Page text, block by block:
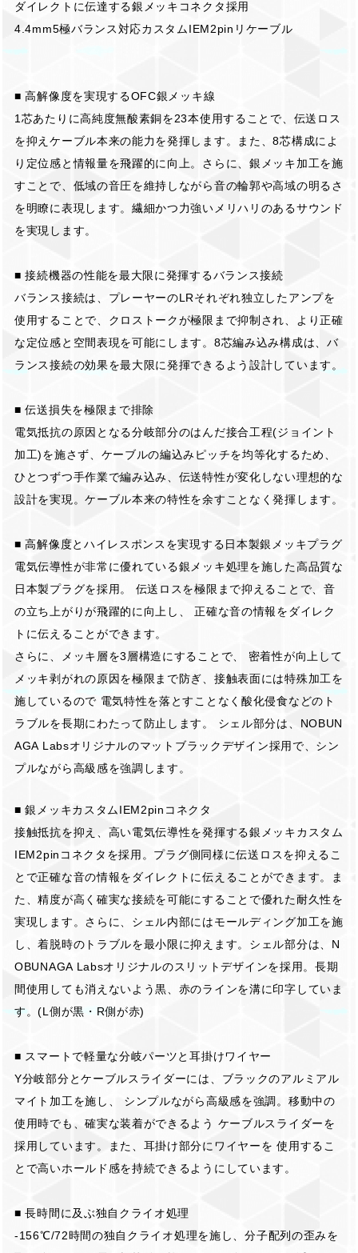
ダイレクトに伝達する銀メッキコネクタ採用
4.4mm5極バランス対応カスタムIEM2pinリケーブル
■ 高解像度を実現するOFC銀メッキ線
1芯あたりに高純度無酸素銅を23本使用することで、伝送ロス
を抑えケーブル本来の能力を発揮します。また、8芯構成によ
り定位感と情報量を飛躍的に向上。さらに、銀メッキ加工を施
すことで、低域の音圧を維持しながら音の輪郭や高域の明るさ
を明瞭に表現します。繊細かつ力強いメリハリのあるサウンド
を実現します。
■ 接続機器の性能を最大限に発揮するバランス接続
バランス接続は、プレーヤーのLRそれぞれ独立したアンプを
使用することで、クロストークが極限まで抑制され、より正確
な定位感と空間表現を可能にします。8芯編み込み構成は、バ
ランス接続の効果を最大限に発揮できるよう設計しています。
■ 伝送損失を極限まで排除
電気抵抗の原因となる分岐部分のはんだ接合工程(ジョイント
加工)を施さず、ケーブルの編込みピッチを均等化するため、
ひとつずつ手作業で編み込み、伝送特性が変化しない理想的な
設計を実現。ケーブル本来の特性を余すことなく発揮します。
■ 高解像度とハイレスポンスを実現する日本製銀メッキプラグ
電気伝導性が非常に優れている銀メッキ処理を施した高品質な
日本製プラグを採用。 伝送ロスを極限まで抑えることで、音
の立ち上がりが飛躍的に向上し、 正確な音の情報をダイレク
トに伝えることができます。
さらに、メッキ層を3層構造にすることで、 密着性が向上して
メッキ剥がれの原因を極限まで防ぎ、接触表面には特殊加工を
施しているので 電気特性を落とすことなく酸化侵食などのト
ラブルを長期にわたって防止します。 シェル部分は、NOBUN
AGA Labsオリジナルのマットブラックデザイン採用で、シン
プルながら高級感を強調します。
■ 銀メッキカスタムIEM2pinコネクタ
接触抵抗を抑え、高い電気伝導性を発揮する銀メッキカスタム
IEM2pinコネクタを採用。プラグ側同様に伝送ロスを抑えるこ
とで正確な音の情報をダイレクトに伝えることができます。ま
た、精度が高く確実な接続を可能にすることで優れた耐久性を
実現します。さらに、シェル内部にはモールディング加工を施
し、着脱時のトラブルを最小限に抑えます。シェル部分は、N
OBUNAGA Labsオリジナルのスリットデザインを採用。長期
間使用しても消えないよう黒、赤のラインを溝に印字していま
す。(L側が黒・R側が赤)
■ スマートで軽量な分岐パーツと耳掛けワイヤー
Y分岐部分とケーブルスライダーには、ブラックのアルミアル
マイト加工を施し、 シンプルながら高級感を強調。移動中の
使用時でも、確実な装着ができるよう ケーブルスライダーを
採用しています。また、耳掛け部分にワイヤーを 使用するこ
とで高いホールド感を持続できるようにしています。
■ 長時間に及ぶ独自クライオ処理
-156℃/72時間の独自クライオ処理を施し、分子配列の歪みを